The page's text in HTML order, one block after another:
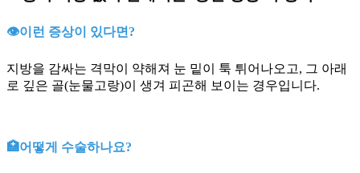
👁️이런 증상이 있다면?
지방을 감싸는 격막이 약해져 눈 밑이 툭 튀어나오고, 그 아래
로 깊은 골(눈물고랑)이 생겨 피곤해 보이는 경우입니다.
🏥어떻게 수술하나요?